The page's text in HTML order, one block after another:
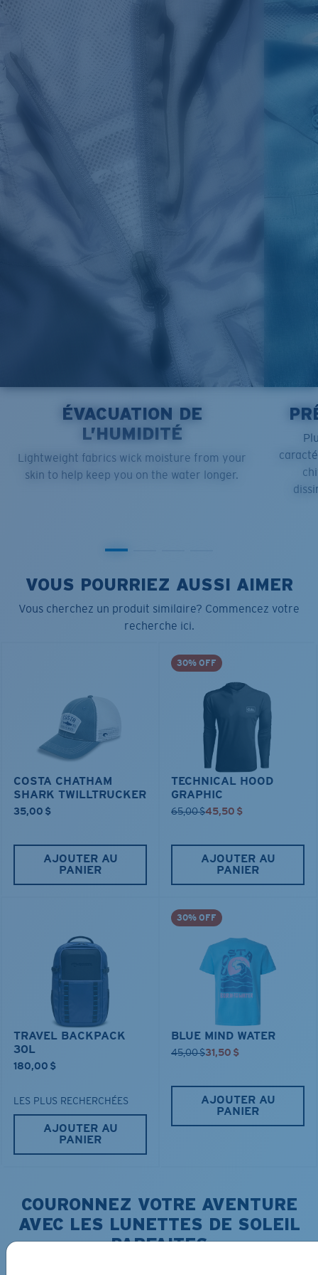
ÉVACUATION DE
L’HUMIDITÉ
Lightweight fabrics wick moisture from your
skin to help keep you on the water longer.
VOUS POURRIEZ AUSSI AIMER
Vous cherchez un produit similaire? Commencez votre
recherche ici.
COSTA CHATHAM
SHARK TWILLTRUCKER
35,00 $
AJOUTER AU
PANIER
30% OFF
TECHNICAL HOOD
GRAPHIC
65,00 $45,50 $
AJOUTER AU
PANIER
TRAVEL BACKPACK
30L
180,00 $
LES PLUS RECHERCHÉES
AJOUTER AU
PANIER
30% OFF
BLUE MIND WATER
45,00 $31,50 $
AJOUTER AU
PANIER
COURONNEZ VOTRE AVENTURE
AVEC LES LUNETTES DE SOLEIL
PARFAITES